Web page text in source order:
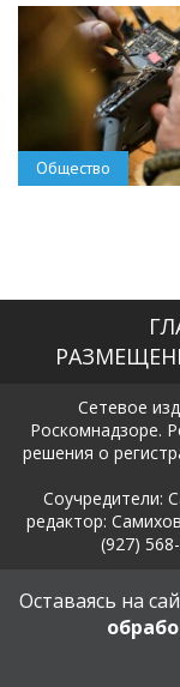
Общество
Сетевое
Роскомнадзоре.
решения о
Соучредители:
редактор:
(927)
Политика в
Оставаясь на